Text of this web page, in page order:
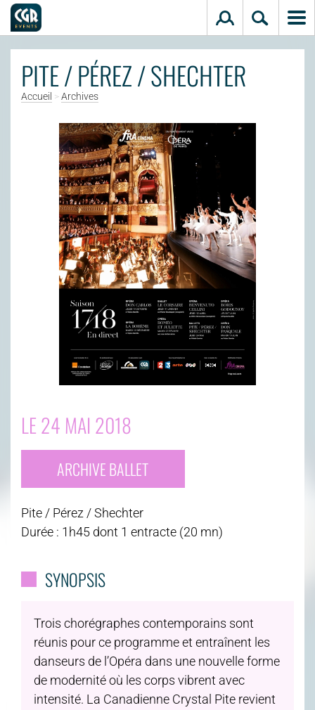
Aller au contenu principal
PITE / PÉREZ / SHECHTER
Accueil >Archives
LE 24 MAI 2018
ARCHIVE BALLET
Pite / Pérez / Shechter
Durée : 1h45 dont 1 entracte (20 mn)
SYNOPSIS
Trois chorégraphes contemporains sont
réunis pour ce programme et entraînent les
danseurs de l’Opéra dans une nouvelle forme
de modernité où les corps vibrent avec
intensité. La Canadienne Crystal Pite revient